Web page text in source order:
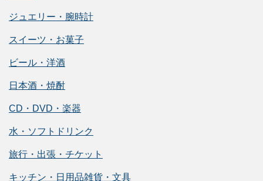
ジュエリー・腕時計
スイーツ・お菓子
ビール・洋酒
日本酒・焼酎
CD・DVD・楽器
水・ソフトドリンク
旅行・出張・チケット
キッチン・日用品雑貨・文具